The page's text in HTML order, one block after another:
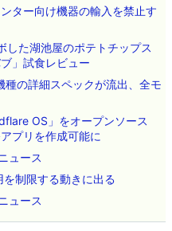
ター向け機器の輸入を禁止す
した湖池屋のポテトチップス
」試食レビュー
の詳細スペックが流出、全モ
OS」をオープンソース
プリを作成可能に
ュース
制限する動きに出る
ュース